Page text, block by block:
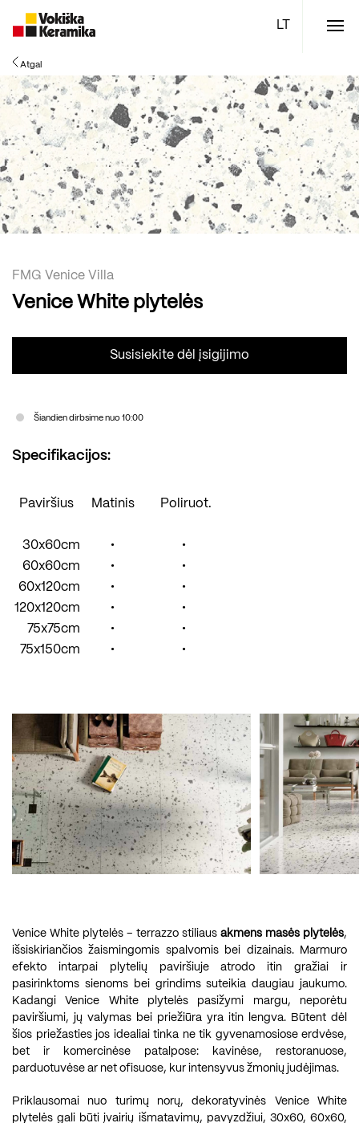
Atgal
FMG Venice Villa
Venice White plytelės
Susisiekite dėl įsigijimo
Šiandien dirbsime nuo 10:00
Specifikacijos:
Paviršius Matinis Poliruot.
30x60cm •
•
60x60cm
•
•
60x120cm
•
•
120x120cm
•
•
75x75cm
•
•
75x150cm
• •
Venice White plytelės – terrazzo stiliaus akmens masės plytelės,
išsiskiriančios žaismingomis spalvomis bei dizainais. Marmuro
efekto intarpai plytelių paviršiuje atrodo itin gražiai ir
pasirinktoms sienoms bei grindims suteikia daugiau jaukumo.
Kadangi Venice White plytelės pasižymi margu, neporėtu
paviršiumi, jų valymas bei priežiūra yra itin lengva. Būtent dėl
šios priežasties jos idealiai tinka ne tik gyvenamosiose erdvėse,
bet ir komercinėse patalpose: kavinėse, restoranuose,
parduotuvėse ar net ofisuose, kur intensyvus žmonių judėjimas.
Priklausomai nuo turimų norų, dekoratyvinės Venice White
plytelės gali būti įvairių išmatavimų, pavyzdžiui, 30x60, 60x60,
Meniu
Plytelės
Vonios kambario įranga
Boen parketlentės
Specialūs pasiūlymai TOP